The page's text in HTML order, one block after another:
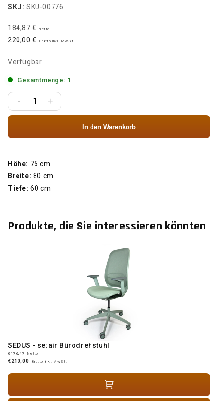
SKU: SKU-00776
184,87 € Netto
220,00 € Brutto inkl. MwSt.
Verfügbar
Gesamtmenge: 1
- +
In den Warenkorb
Höhe: 75 cm
Breite: 80 cm
Tiefe: 60 cm
Produkte, die Sie interessieren könnten
SEDUS - se:air Bürodrehstuhl
€176,47 Netto
€210,00 Brutto inkl. MwSt.